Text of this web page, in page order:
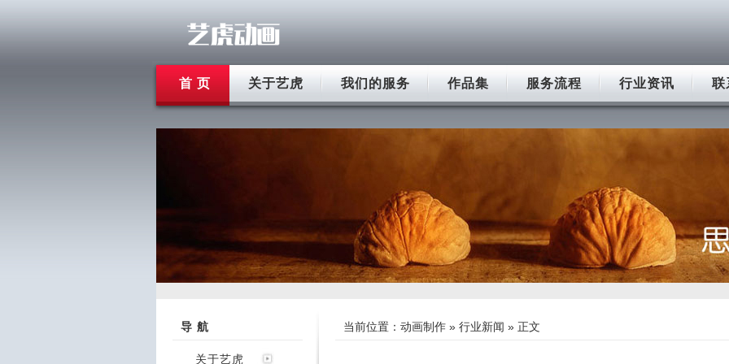
首 页 关于艺虎 我们的服务 作品集 服务流程 行业资讯 联
导 航
关于艺虎
当前位置： 动画制作 » 行业新闻 » 正文